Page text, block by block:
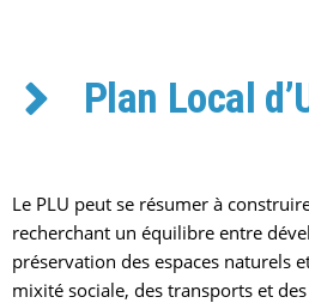
Plan Local
Le PLU peut se résumer à
recherchant un équilibre entre
préservation des espaces naturels
mixité sociale, des transports et